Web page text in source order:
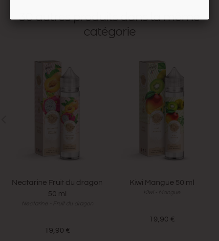
30 autres produits dans la même
catégorie
Nectarine Fruit du dragon
50 ml
19,90 €
Kiwi Mangue 50 ml
19,90 €